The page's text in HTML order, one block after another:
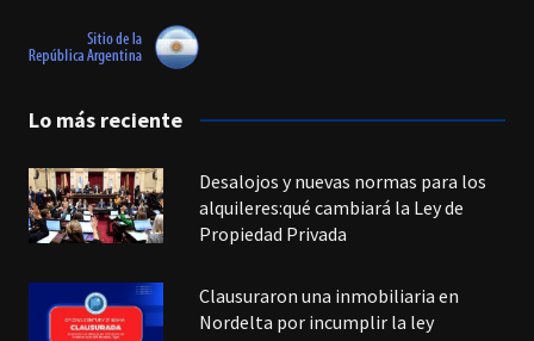
Lo más reciente
Desalojos y nuevas normas para los
alquileres:qué cambiará la Ley de
Propiedad Privada
Clausuraron una inmobiliaria en
Nordelta por incumplir la ley